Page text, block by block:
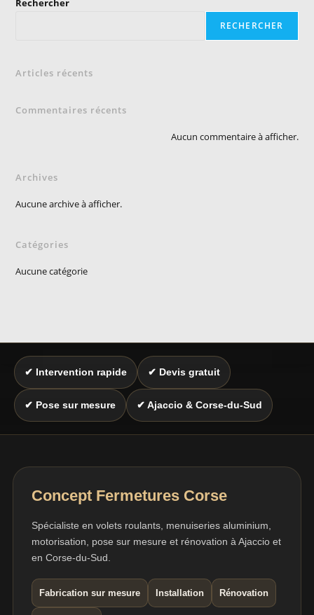
RECHERCHER
Articles récents
Commentaires récents
Aucun commentaire à afficher.
Archives
Aucune archive à afficher.
Catégories
Aucune catégorie
✔ Intervention rapide ✔ Devis gratuit
✔ Pose sur mesure ✔ Ajaccio & Corse-du-Sud
Concept Fermetures Corse
Spécialiste en volets roulants, menuiseries aluminium,
motorisation, pose sur mesure et rénovation à Ajaccio et
en Corse-du-Sud.
Fabrication sur mesure Installation Rénovation